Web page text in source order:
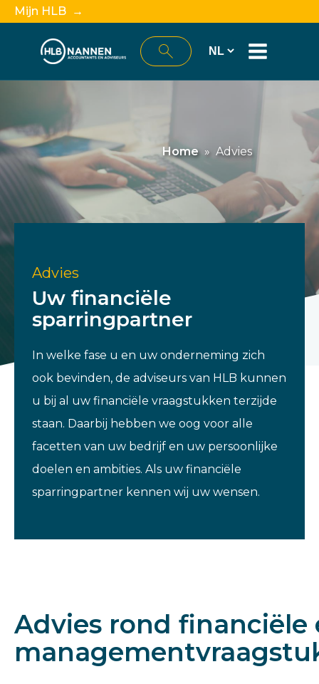
Mijn HLB →
Home » Advies
Advies
Uw financiële
sparringpartner
In welke fase u en uw onderneming zich
ook bevinden, de adviseurs van HLB kunnen
u bij al uw financiële vraagstukken terzijde
staan. Daarbij hebben we oog voor alle
facetten van uw bedrijf en uw persoonlijke
doelen en ambities. Als uw financiële
sparringpartner kennen wij uw wensen.
Advies rond financiële